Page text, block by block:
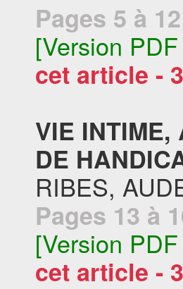
Pages 5 à 12
[Version
cet article -
VIE INTIME,
DE
RIBES,
Pages 13 à
[Version
cet article -